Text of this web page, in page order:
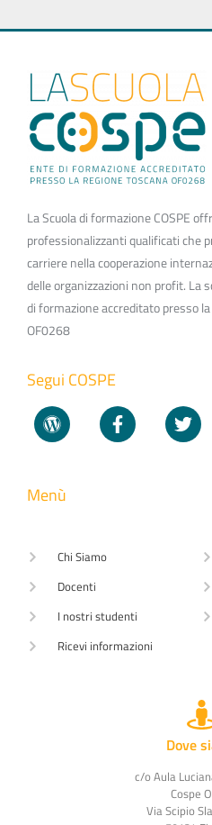
La Scuola di formazione COSPE
professionalizzanti qualificati che
carriere nella cooperazione
delle organizzazioni non profit. La
di formazione accreditato presso la
OF0268
Segui COSPE
Menù
Chi Siamo
Docenti
I nostri studenti
Ricevi informazioni
Dove
c/o Aula
Cospe
Via Scipio